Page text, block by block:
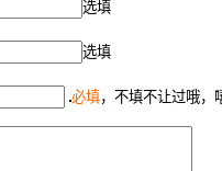
选填
选填
必填，不填不让过哦，